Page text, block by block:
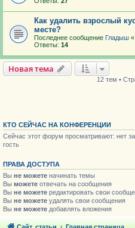
Как удалить взрослый
месте?
Последнее сообщение Гладыш «
Ответы: 14
Новая тема
12 тем •
КТО СЕЙЧАС НА КОНФЕРЕНЦИИ
Сейчас этот форум просматривают: нет
гость
ПРАВА ДОСТУПА
Вы не можете начинать темы
Вы можете отвечать на сообщения
Вы не можете редактировать свои
Вы не можете удалять свои сообщения
Вы не можете добавлять вложения